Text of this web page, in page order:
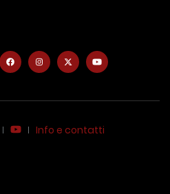
Info e contatti